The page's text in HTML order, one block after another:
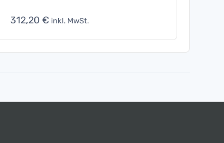
312,20 € inkl. MwSt.